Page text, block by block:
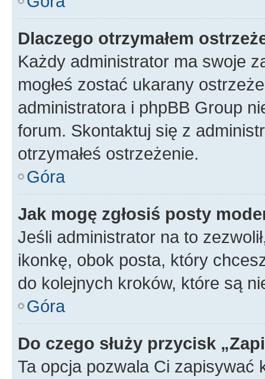
Dlaczego otrzymałem
Każdy administrator ma swoje
mogłeś zostać ukarany
administratora i phpBB Group
forum. Skontaktuj się z
otrzymałeś ostrzeżenie.
Góra
Jak mogę zgłosiś posty
Jeśli administrator na to
ikonkę, obok posta, który
do kolejnych kroków, które są
Góra
Do czego służy przycisk
Ta opcja pozwala Ci zapisywać